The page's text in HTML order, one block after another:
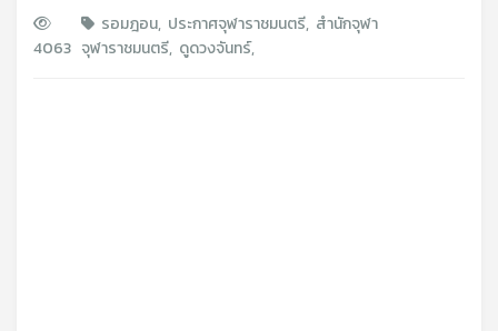
4063
รอมฎอน, ประกาศจุฬาราชมนตรี, สำนักจุฬา
จุฬาราชมนตรี, ดูดวงจันทร์,